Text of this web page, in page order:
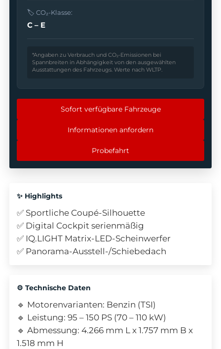
🏷️ CO₂-Klasse:
C – E
*Angaben zu Verbrauch und CO₂-Emissionen bei
Spannbreiten in Abhängigkeit von den ausgewählten
Ausstattungen des Fahrzeugs. Werte nach WLTP.
Sofort verfügbare Fahrzeuge
Informationen anfordern
Probefahrt
✨ Highlights
✅ Sportliche Coupé-Silhouette
✅ Digital Cockpit serienmäßig
✅ IQ.LIGHT Matrix-LED-Scheinwerfer
✅ Panorama-Ausstell-/Schiebedach
⚙️ Technische Daten
🔹 Motorenvarianten: Benzin (TSI)
🔹 Leistung: 95 – 150 PS (70 – 110 kW)
🔹 Abmessung: 4.266 mm L x 1.757 mm B x
1.518 mm H